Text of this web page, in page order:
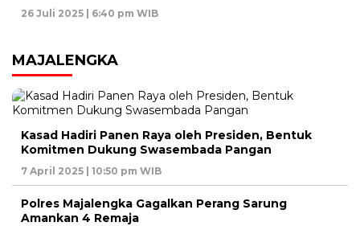
26 Juli 2025 | 6:40 pm WIB
MAJALENGKA
Kasad Hadiri Panen Raya oleh Presiden, Bentuk
Komitmen Dukung Swasembada Pangan
7 April 2025 | 10:50 pm WIB
Polres Majalengka Gagalkan Perang Sarung
Amankan 4 Remaja